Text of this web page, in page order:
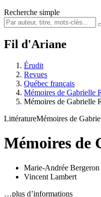
Recherche simple
Fil d'Ariane
Érudit
Revues
Québec français
Mémoires de Gabrielle
Mémoires de Gabrielle
LittératureMémoires de
Mémoires de
Marie-Andrée Bergeron
Vincent Lambert
…plus d’informations